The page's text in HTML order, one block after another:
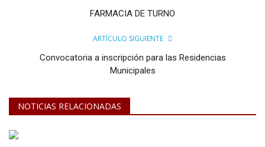
FARMACIA DE TURNO
ARTÍCULO SIGUIENTE
Convocatoria a inscripción para las Residencias
Municipales
NOTICIAS RELACIONADAS